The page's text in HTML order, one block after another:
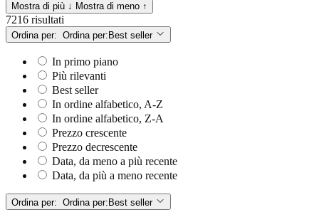
Mostra di più ↓ Mostra di meno ↑
7216 risultati
Ordina per: Ordina per: Best seller
In primo piano
Più rilevanti
Best seller
In ordine alfabetico, A-Z
In ordine alfabetico, Z-A
Prezzo crescente
Prezzo decrescente
Data, da meno a più recente
Data, da più a meno recente
Ordina per: Ordina per: Best seller